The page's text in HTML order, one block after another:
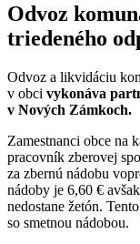
Odvoz
triedeného
Odvoz a likvidáciu
v obci vykonáva
v Nových Zámkoch.
Zamestnanci obce na
pracovník zberovej
za zbernú nádobu
nádoby je 6,60 €
nedostane žetón.
so smetnou nádobou.